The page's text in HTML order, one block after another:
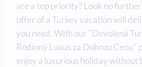
are a top priority? Look no
offer of a Turkey vacation will
you need. With our "Dovolená
Rodinný Luxus za Dobrou Cenu"
enjoy a luxurious holiday without